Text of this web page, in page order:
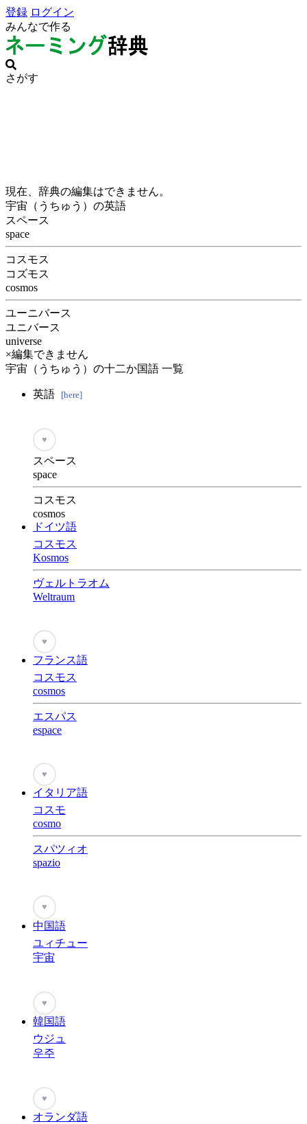
登録 ログイン
みんなで作る
さがす
現在、辞典の編集はできません。
宇宙（うちゅう）の英語
スペース
space
コスモス
コズモス
cosmos
ユーニバース
ユニバース
universe
×編集できません
宇宙（うちゅう）の十二か国語 一覧
英語 [here]
♥
スペース
space
コスモス
cosmos
ドイツ語
コスモス
Kosmos
ヴェルトラオム
Weltraum
♥
フランス語
コスモス
cosmos
エスパス
espace
♥
イタリア語
コスモ
cosmo
スパツィオ
spazio
♥
中国語
ユィチュー
宇宙
♥
韓国語
ウジュ
우주
♥
オランダ語